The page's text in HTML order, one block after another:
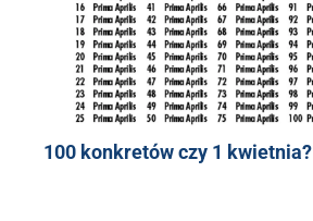
100 konkretów czy 1 kwietnia?